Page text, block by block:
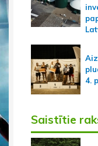
4.
Saistītie